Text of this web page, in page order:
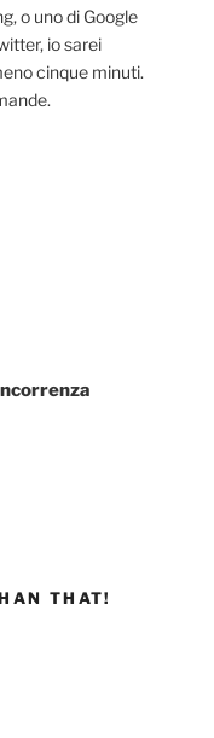
o uno di Google
io sarei
cinque minuti.
THAT!